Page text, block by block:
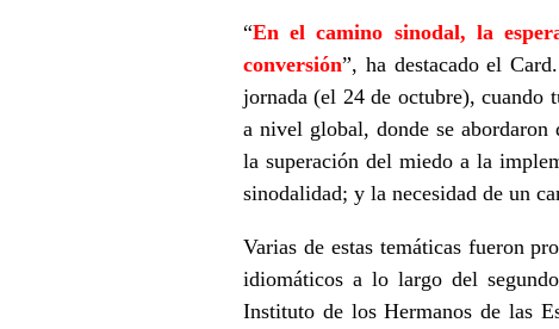
“En el camino sinodal, la
conversión”, ha destacado el
jornada (el 24 de octubre), cuando
a nivel global, donde se abordaron
la superación del miedo a la
sinodalidad; y la necesidad de un
Varias de estas temáticas fueron
idiomáticos a lo largo del
Instituto de los Hermanos de las